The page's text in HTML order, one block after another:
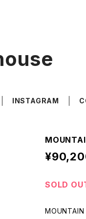
INSTAGRAM
SOLD